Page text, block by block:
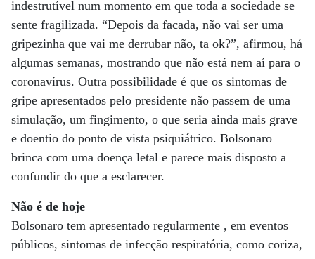
indestrutível num momento em que toda a sociedade se
sente fragilizada. “Depois da facada, não vai ser uma
gripezinha que vai me derrubar não, ta ok?”, afirmou, há
algumas semanas, mostrando que não está nem aí para o
coronavírus. Outra possibilidade é que os sintomas de
gripe apresentados pelo presidente não passem de uma
simulação, um fingimento, o que seria ainda mais grave
e doentio do ponto de vista psiquiátrico. Bolsonaro
brinca com uma doença letal e parece mais disposto a
confundir do que a esclarecer.
Não é de hoje
Bolsonaro tem apresentado regularmente , em eventos
públicos, sintomas de infecção respiratória, como coriza,